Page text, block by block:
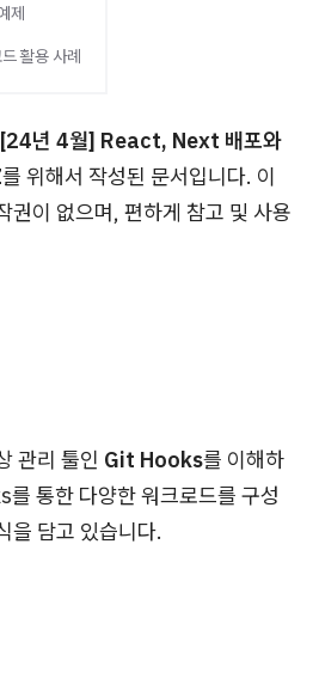
제
활용 사례
년 4월] React, Next 배포와
를 위해서 작성된 문서입니다. 이
권이 없으며, 편하게 참고 및 사용
관리 툴인 Git Hooks를 이해하
통한 다양한 워크로드를 구성
을 담고 있습니다.